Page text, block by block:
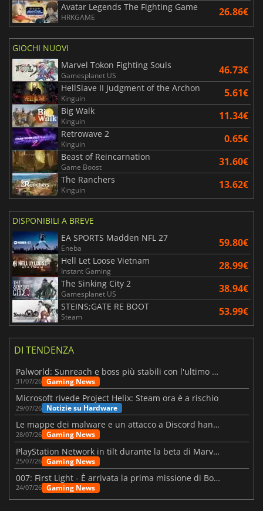
Avatar Legends The Fighting Game
HRKGAME 26.86€
GIOCHI NUOVI
Marvel Tokon Fighting Souls
Gamesplanet US 46.73€
HellSlave II Judgment of the Archon
Kinguin 5.61€
Big Walk
Kinguin 11.34€
Retrowave 2
Kinguin 0.65€
Beast of Reincarnation
Game Boost 31.60€
The Ranchers
Kinguin 13.62€
DISPONIBILI A BREVE
EA SPORTS Madden NFL 27
Eneba 59.80€
Hell Let Loose Vietnam
Instant Gaming 28.99€
The Sinking City 2
Gamesplanet US 38.94€
STEINS;GATE RE BOOT
Steam 53.99€
DI TENDENZA
Palworld: Sunreach e boss più stabili con l'ultimo update
31/07/26 Gaming News
Microsoft rivede Project Helix: Steam ora è a rischio
29/07/26 Notizie su Hardware
Le mappe dei malware e un attacco a Discord hanno colpito Meccha Chameleon
28/07/26 Gaming News
PlayStation Network in tilt durante la beta di Marvel Tōkon
25/07/26 Gaming News
007: First Light - È arrivata la prima missione di Bond dopo il lancio
24/07/26 Gaming News